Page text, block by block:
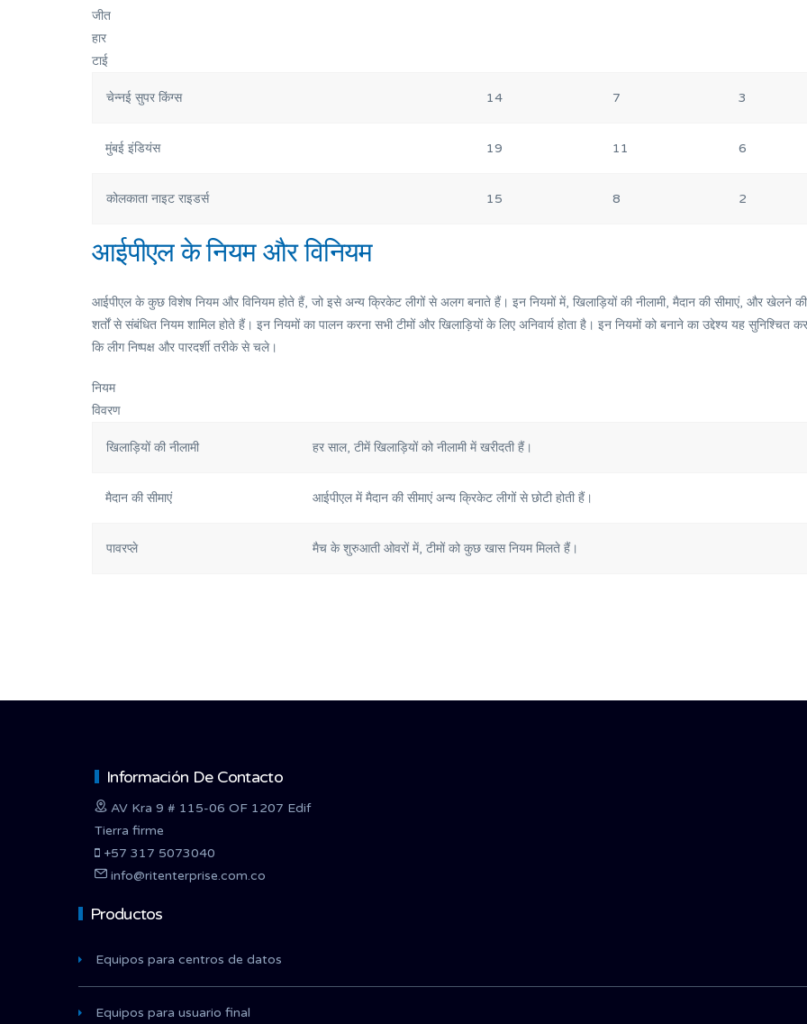
जीत
हार
टाई
चेन्नई सुपर किंग्स 14 7 3
मुंबई इंडियंस 19 11 6
कोलकाता नाइट राइडर्स 15 8 2
आईपीएल के नियम और विनियम
आईपीएल के कुछ विशेष नियम और विनियम होते हैं, जो इसे अन्य क्रिकेट लीगों से अलग बनाते हैं। इन नियमों में, खिलाड़ियों की नीलामी, मैदान की सीमाएं, और खेलने की
शर्तों से संबंधित नियम शामिल होते हैं। इन नियमों का पालन करना सभी टीमों और खिलाड़ियों के लिए अनिवार्य होता है। इन नियमों को बनाने का उद्देश्य यह सुनिश्चित
कि लीग निष्पक्ष और पारदर्शी तरीके से चले।
नियम
विवरण
खिलाड़ियों की नीलामी हर साल, टीमें खिलाड़ियों को नीलामी में खरीदती हैं।
मैदान की सीमाएं आईपीएल में मैदान की सीमाएं अन्य क्रिकेट लीगों से छोटी होती हैं।
पावरप्ले मैच के शुरुआती ओवरों में, टीमों को कुछ खास नियम मिलते हैं।
Información De Contacto
AV Kra 9 # 115-06 OF 1207 Edif
Tierra firme
+57 317 5073040
info@ritenterprise.com.co
Productos
Equipos para centros de datos
Equipos para usuario final